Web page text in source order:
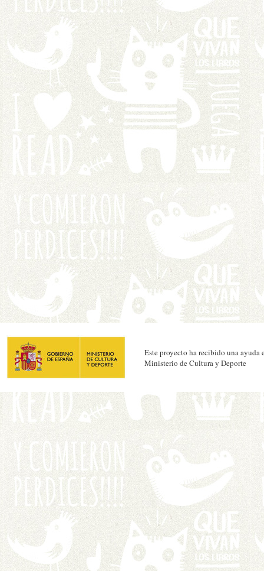
Este proyecto ha recibido una ayuda
Ministerio de Cultura y Deporte